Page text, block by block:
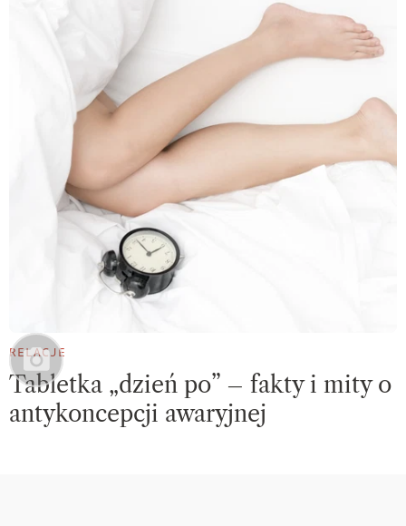
RELACJE
Tabletka „dzień po” – fakty i mity o
antykoncepcji awaryjnej